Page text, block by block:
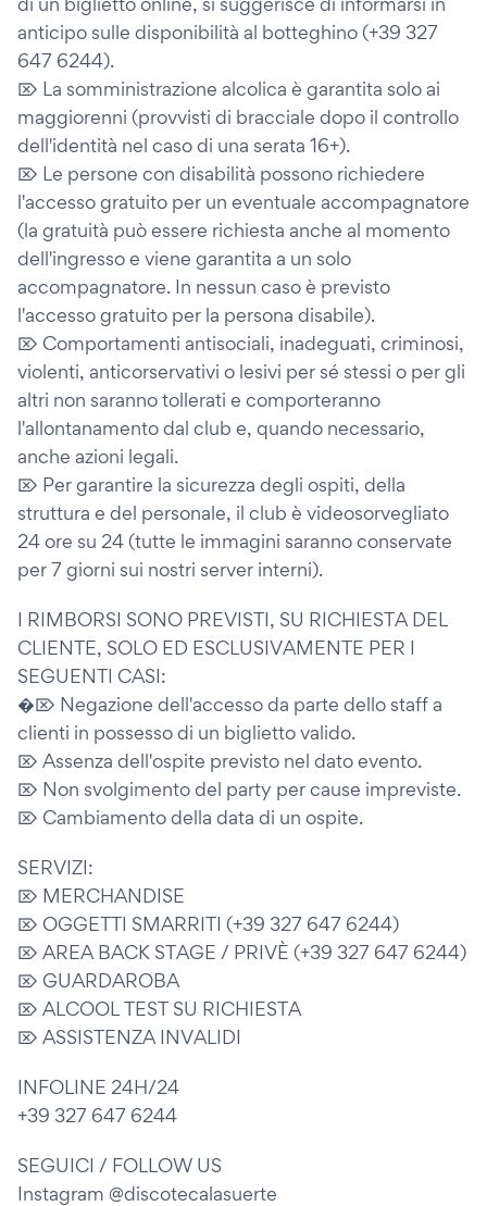
anticipo sulle disponibilità al botteghino (+39 327
647 6244).
⌦ La somministrazione alcolica è garantita solo ai
maggiorenni (provvisti di bracciale dopo il controllo
dell'identità nel caso di una serata 16+).
⌦ Le persone con disabilità possono richiedere
l'accesso gratuito per un eventuale accompagnatore
(la gratuità può essere richiesta anche al momento
dell'ingresso e viene garantita a un solo
accompagnatore. In nessun caso è previsto
l'accesso gratuito per la persona disabile).
⌦ Comportamenti antisociali, inadeguati, criminosi,
violenti, anticorservativi o lesivi per sé stessi o per gli
altri non saranno tollerati e comporteranno
l'allontanamento dal club e, quando necessario,
anche azioni legali.
⌦ Per garantire la sicurezza degli ospiti, della
struttura e del personale, il club è videosorvegliato
24 ore su 24 (tutte le immagini saranno conservate
per 7 giorni sui nostri server interni).
I RIMBORSI SONO PREVISTI, SU RICHIESTA DEL
CLIENTE, SOLO ED ESCLUSIVAMENTE PER I
SEGUENTI CASI:
�⌦ Negazione dell'accesso da parte dello staff a
clienti in possesso di un biglietto valido.
⌦ Assenza dell'ospite previsto nel dato evento.
⌦ Non svolgimento del party per cause impreviste.
⌦ Cambiamento della data di un ospite.
SERVIZI:
⌦ MERCHANDISE
⌦ OGGETTI SMARRITI (+39 327 647 6244)
⌦ AREA BACK STAGE / PRIVÈ (+39 327 647 6244)
⌦ GUARDAROBA
⌦ ALCOOL TEST SU RICHIESTA
⌦ ASSISTENZA INVALIDI
INFOLINE 24H/24
+39 327 647 6244
SEGUICI / FOLLOW US
Instagram @discotecalasuerte